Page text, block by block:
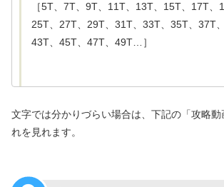
［5T、7T、9T、11T、13T、15T、17T、
25T、27T、29T、31T、33T、35T、37T
43T、45T、47T、49T…］
文字では分かりづらい場合は、下記の「攻略
れを見れます。